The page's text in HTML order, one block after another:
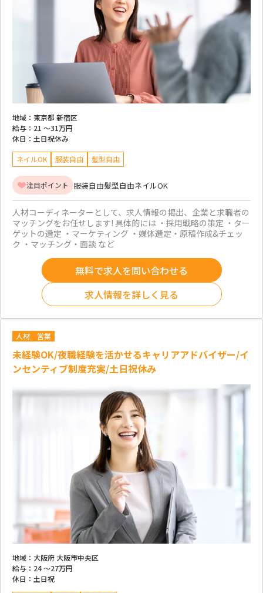
地域： 東京都 新宿区
給与： 21 ～31万円
休日： 土日祝休み
ネイルOK 服装自由 髪型自由
注目ポイント 服装自由髪型自由ネイルOK
人材コーディネーターとして、求人情報の掲出、企業と求職者の
マッチングをお任せします! 具体的には ・採用戦略の策定 ・ター
ゲットの選定 ・マーケティング ・媒体選定・原稿作成&チェッ
ク ・マッチング・面談 など
無料で求人を問い合わせる
求人情報を詳しく見る
人材 営業
未経験OK/夜職経験を活かせるキャリアアドバイザー/イ
ンセンティブ制度充実/土日祝休み
地域： 大阪府 大阪市中央区
給与： 24 ～27万円
休日： 土日祝